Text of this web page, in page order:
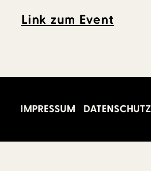
Link zum Event
IMPRESSUM DATENSCHUTZ